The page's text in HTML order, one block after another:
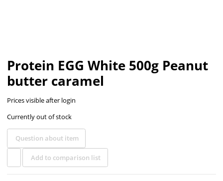
Protein EGG White 500g Peanut
butter caramel
Prices visible after login
Currently out of stock
Question about item
Add to comparison list